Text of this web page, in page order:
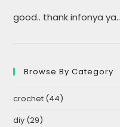
good.. thank infonya ya..
Browse By Category
crochet (44)
diy (29)